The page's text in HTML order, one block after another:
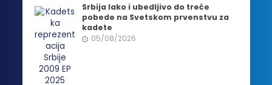
Srbija lako i ubedljivo do treće
pobede na Svetskom prvenstvu za
kadete
05/08/2026